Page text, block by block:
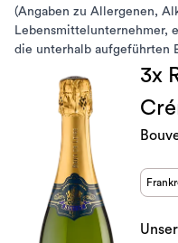
(Angaben zu Allergenen,
Lebensmittelunternehmer,
die unterhalb aufgeführten
3x